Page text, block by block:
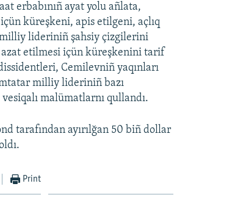
erbabınıñ ayat yolu añlata,
içün küreşkeni, apis etilgeni, açlıq
milliy lideriniñ şahsiy çizgilerini
azat etilmesi içün küreşkenini tarif
Cemilevniñ yaqınları
milliy lideriniñ bazı
malümatlarnı qullandı.
tarafından ayırılğan 50 biñ dollar
Print